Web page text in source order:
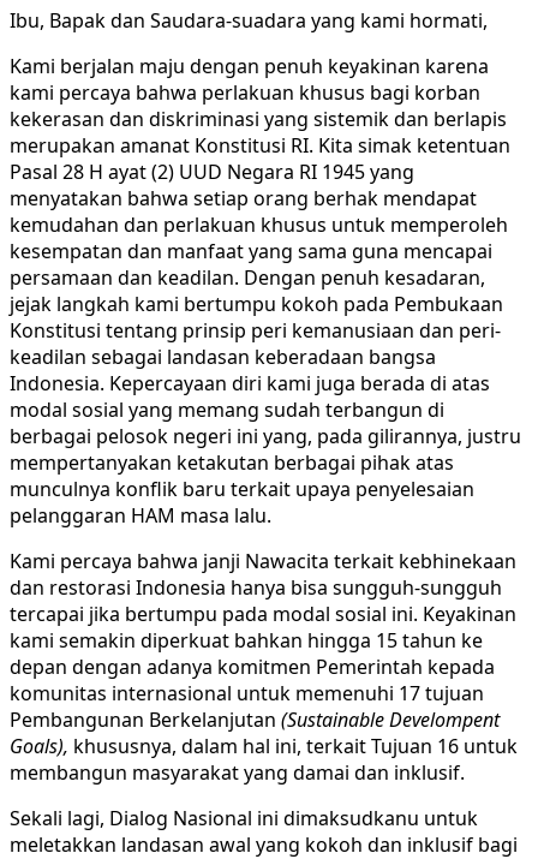
Ibu, Bapak dan Saudara-suadara yang kami hormati,
Kami berjalan maju dengan penuh keyakinan karena
kami percaya bahwa perlakuan khusus bagi korban
kekerasan dan diskriminasi yang sistemik dan berlapis
merupakan amanat Konstitusi RI. Kita simak ketentuan
Pasal 28 H ayat (2) UUD Negara RI 1945 yang
menyatakan bahwa setiap orang berhak mendapat
kemudahan dan perlakuan khusus untuk memperoleh
kesempatan dan manfaat yang sama guna mencapai
persamaan dan keadilan. Dengan penuh kesadaran,
jejak langkah kami bertumpu kokoh pada Pembukaan
Konstitusi tentang prinsip peri kemanusiaan dan peri-
keadilan sebagai landasan keberadaan bangsa
Indonesia. Kepercayaan diri kami juga berada di atas
modal sosial yang memang sudah terbangun di
berbagai pelosok negeri ini yang, pada gilirannya, justru
mempertanyakan ketakutan berbagai pihak atas
munculnya konflik baru terkait upaya penyelesaian
pelanggaran HAM masa lalu.
Kami percaya bahwa janji Nawacita terkait kebhinekaan
dan restorasi Indonesia hanya bisa sungguh-sungguh
tercapai jika bertumpu pada modal sosial ini. Keyakinan
kami semakin diperkuat bahkan hingga 15 tahun ke
depan dengan adanya komitmen Pemerintah kepada
komunitas internasional untuk memenuhi 17 tujuan
Pembangunan Berkelanjutan (Sustainable Develompent
Goals), khususnya, dalam hal ini, terkait Tujuan 16 untuk
membangun masyarakat yang damai dan inklusif.
Sekali lagi, Dialog Nasional ini dimaksudkanu untuk
meletakkan landasan awal yang kokoh dan inklusif bagi